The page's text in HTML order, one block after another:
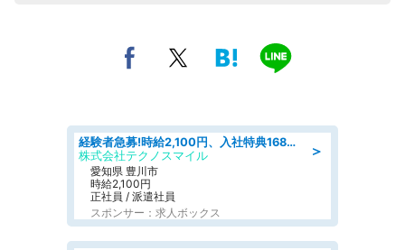
＞
経験者急募!時給2,100円、入社特典168万円の自動車製造業務/トヨタ自動車/tutumi
株式会社テクノスマイル
愛知県 豊川市
時給2,100円
正社員 / 派遣社員
スポンサー：求人ボックス